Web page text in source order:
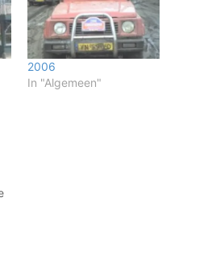
2006
In "Algemeen"